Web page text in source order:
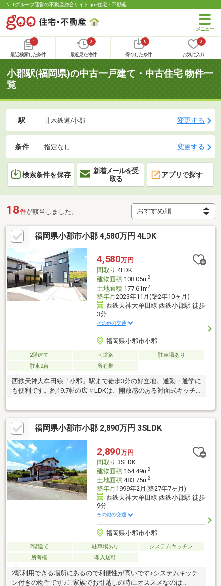
NTTグループ運営の不動産総合サイト goo住宅・不動産
1
最近検索した条件
0
最近見た物件
0
保存した条件
0
お気に入り
小郡駅(福岡県)の中古一戸建て・中古住宅 物件一
覧
駅 甘木鉄道/小郡 変更する
条件 指定なし 変更する
検索条件を保存
新着メールを受
取る
アプリで探す
18件が該当しました。
福岡県小郡市小郡 4,580万円 4LDK
4,580万円
間取り 4LDK
建物面積108.05m2
土地面積177.61m2
築年月 2023年11月(築2年10ヶ月)
西鉄天神大牟田線 西鉄小郡駅 徒歩
3分
その他の交通
福岡県小郡市小郡
2階建て 南道路
駐車場あり
駐車2台
所有権
西鉄天神大牟田線「小郡」駅まで徒歩3分の好立地。通勤・通学に
も便利です。約19.7帖の広々LDKは、開放感のある対面式キッチ
れる間取りです。リビング横には納戸＋パントリーを配置し、日
用品や食品のストックもすっきり収納可能。さらに主寝室にはウ
ォークインクローゼット付きで、収納力も充実しています。全居
室収納付きでお部屋を広く使え、バルコニーもあり日当たり良
好。築浅×駅近×駐車3台可の好条件が揃ったおすすめ物件です！
福岡県小郡市小郡 2,890万円 3SLDK
2,890万円
間取り 3SLDK
建物面積164.49m2
土地面積483.75m2
築年月 1999年2月(築27年7ヶ月)
西鉄天神大牟田線 西鉄小郡駅 徒歩
9分
その他の交通
福岡県小郡市小郡
2階建て 駐車場あり
システムキッチン
所有権
即入居可
2駅利用できる場所にあるので利便性が高いです♪システムキッチ
ン付きの物件です♪ご家族でお引越しの時にオススメなのは